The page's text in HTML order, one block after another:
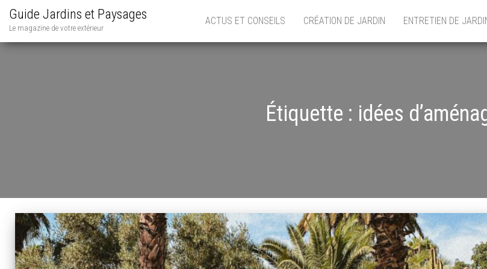
Guide Jardins et Paysages
Le magazine de votre extérieur
ACTUS ET CONSEILS CRÉATION DE JARDIN ENTRETIEN DE
Étiquette : idées